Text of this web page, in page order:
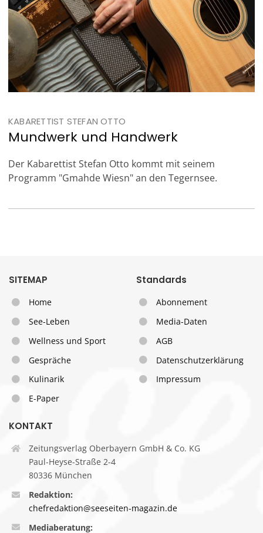
KABARETTIST STEFAN OTTO
Mundwerk und Handwerk
Der Kabarettist Stefan Otto kommt mit seinem
Programm "Gmahde Wiesn" an den Tegernsee.
SITEMAP
Home
See-Leben
Wellness und Sport
Gespräche
Kulinarik
E-Paper
Standards
Abonnement
Media-Daten
AGB
Datenschutzerklärung
Impressum
KONTAKT
Zeitungsverlag Oberbayern GmbH & Co. KG
Paul-Heyse-Straße 2-4
80336 München
Redaktion:
chefredaktion@seeseiten-magazin.de
Mediaberatung: